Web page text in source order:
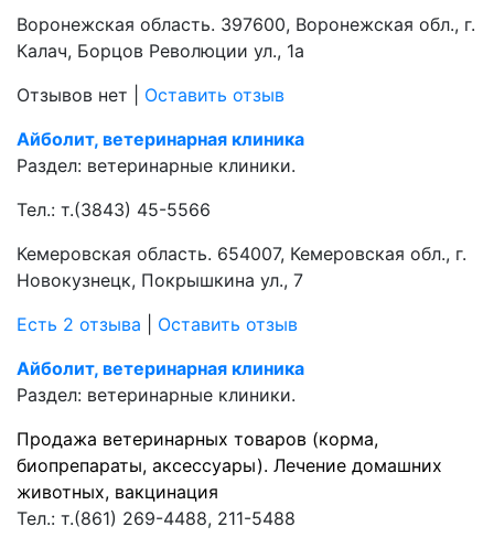
Воронежская область. 397600, Воронежская обл., г.
Калач, Борцов Революции ул., 1а
Отзывов нет
Оставить отзыв
Айболит, ветеринарная клиника
Раздел: ветеринарные клиники.
Тел.: т.(3843) 45-5566
Кемеровская область. 654007, Кемеровская обл., г.
Новокузнецк, Покрышкина ул., 7
Есть 2 отзыва
Оставить отзыв
Айболит, ветеринарная клиника
Раздел: ветеринарные клиники.
Продажа ветеринарных товаров (корма,
биопрепараты, аксессуары). Лечение домашних
животных, вакцинация
Тел.: т.(861) 269-4488, 211-5488